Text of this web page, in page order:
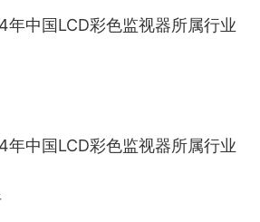
中国LCD彩色监视器所属行业
中国LCD彩色监视器所属行业